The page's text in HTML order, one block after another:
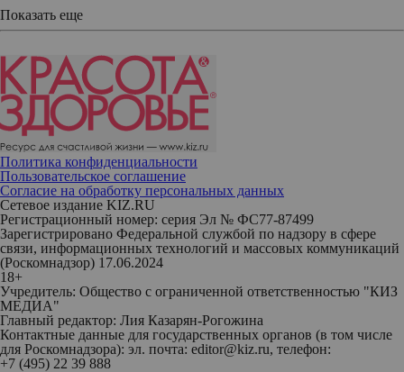
Показать еще
Политика конфиденциальности
Пользовательское соглашение
Согласие на обработку персональных данных
Сетевое издание KIZ.RU
Регистрационный номер: серия Эл № ФС77-87499
Зарегистрировано Федеральной службой по надзору в сфере
связи, информационных технологий и массовых коммуникаций
(Роскомнадзор) 17.06.2024
18+
Учредитель: Общество с ограниченной ответственностью "КИЗ
МЕДИА"
Главный редактор: Лия Казарян-Рогожина
Контактные данные для государственных органов (в том числе
для Роскомнадзора): эл. почта: editor@kiz.ru, телефон:
+7 (495) 22 39 888